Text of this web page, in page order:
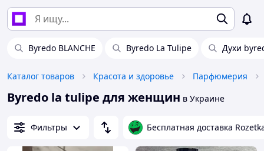
Byredo BLANCHE Byredo La Tulipe Духи
Каталог товаров Красота и здоровье Парфюмерия
Byredo la tulipe для женщин в Украине
Фильтры Бесплатная доставка